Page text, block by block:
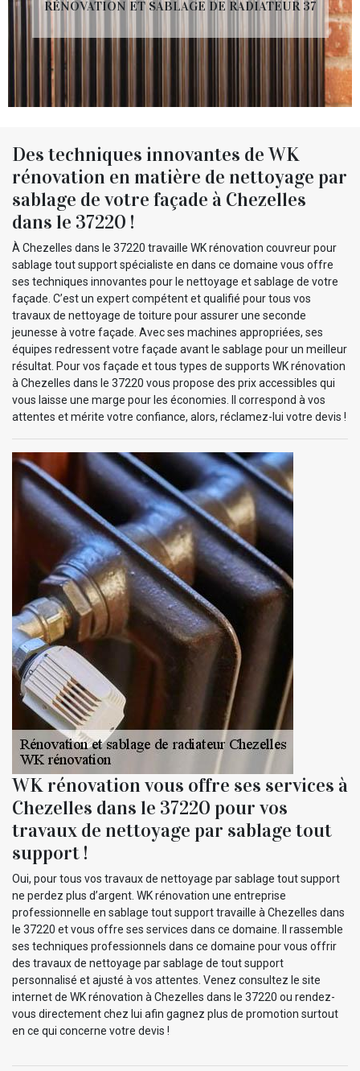
RÉNOVATION ET SABLAGE DE RADIATEUR 37
Des techniques innovantes de WK
rénovation en matière de nettoyage par
sablage de votre façade à Chezelles
dans le 37220 !
À Chezelles dans le 37220 travaille WK rénovation couvreur pour
sablage tout support spécialiste en dans ce domaine vous offre
ses techniques innovantes pour le nettoyage et sablage de votre
façade. C’est un expert compétent et qualifié pour tous vos
travaux de nettoyage de toiture pour assurer une seconde
jeunesse à votre façade. Avec ses machines appropriées, ses
équipes redressent votre façade avant le sablage pour un meilleur
résultat. Pour vos façade et tous types de supports WK rénovation
à Chezelles dans le 37220 vous propose des prix accessibles qui
vous laisse une marge pour les économies. Il correspond à vos
attentes et mérite votre confiance, alors, réclamez-lui votre devis !
WK rénovation vous offre ses services à
Chezelles dans le 37220 pour vos
travaux de nettoyage par sablage tout
support !
Oui, pour tous vos travaux de nettoyage par sablage tout support
ne perdez plus d’argent. WK rénovation une entreprise
professionnelle en sablage tout support travaille à Chezelles dans
le 37220 et vous offre ses services dans ce domaine. Il rassemble
ses techniques professionnels dans ce domaine pour vous offrir
des travaux de nettoyage par sablage de tout support
personnalisé et ajusté à vos attentes. Venez consultez le site
internet de WK rénovation à Chezelles dans le 37220 ou rendez-
vous directement chez lui afin gagnez plus de promotion surtout
en ce qui concerne votre devis !